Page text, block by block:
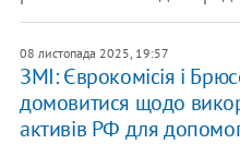
08 листопада 2025, 19:57
ЗМІ: Єврокомісія і
домовитися щодо
активів РФ для